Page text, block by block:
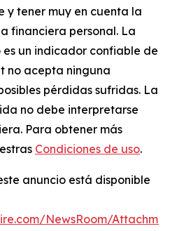
y tener muy en cuenta la
financiera personal. La
un indicador confiable de
no acepta ninguna
pérdidas sufridas. La
no debe interpretarse
Para obtener más
Condiciones de uso.
anuncio está disponible
NewsRoom/